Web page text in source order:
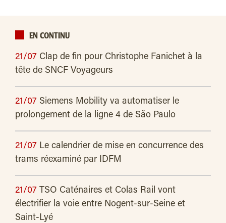
EN CONTINU
21/07 Clap de fin pour Christophe Fanichet à la
tête de SNCF Voyageurs
21/07 Siemens Mobility va automatiser le
prolongement de la ligne 4 de São Paulo
21/07 Le calendrier de mise en concurrence des
trams réexaminé par IDFM
21/07 TSO Caténaires et Colas Rail vont
électrifier la voie entre Nogent-sur-Seine et
Saint-Lyé